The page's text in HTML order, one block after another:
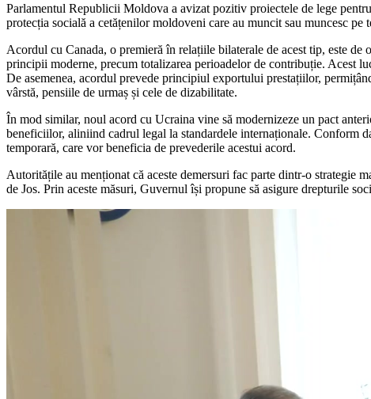
Parlamentul Republicii Moldova a avizat pozitiv proiectele de lege
protecția socială a cetățenilor moldoveni care au muncit sau muncesc pe
Acordul cu Canada, o premieră în relațiile bilaterale de acest tip, este
principii moderne, precum totalizarea perioadelor de contribuție. Acest
De asemenea, acordul prevede principiul exportului prestațiilor,
vârstă, pensiile de urmaș și cele de dizabilitate.
În mod similar, noul acord cu Ucraina vine să modernizeze un pact
beneficiilor, aliniind cadrul legal la standardele internaționale. Conform
temporară, care vor beneficia de prevederile acestui acord.
Autoritățile au menționat că aceste demersuri fac parte dintr-o strategie
de Jos. Prin aceste măsuri, Guvernul își propune să asigure drepturile